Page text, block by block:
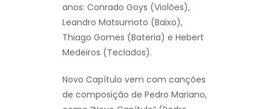
anos: Conrado Goys (Violões),
Leandro Matsumoto (Baixo),
Thiago Gomes (Bateria) e Hebert
Medeiros (Teclados).
Novo Capítulo vem com canções
de composição de Pedro Mariano,